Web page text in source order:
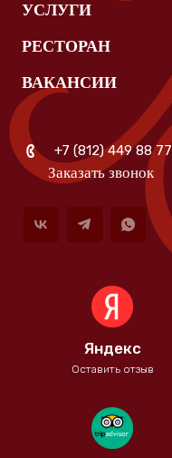
УСЛУГИ
РЕСТОРАН
ВАКАНСИИ
+7 (812) 449 88 77
Заказать звонок
Яндекс
Оставить отзыв